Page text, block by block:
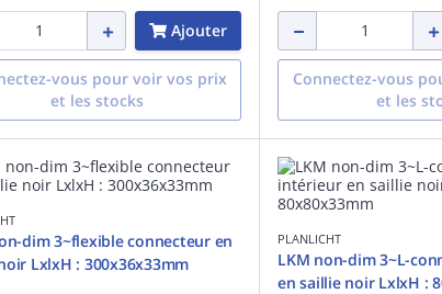
Ajouter
vous pour voir vos prix
et les stocks
Connectez-vous
et les
dim 3~flexible connecteur en
LxlxH : 300x36x33mm
PLANLICHT
LKM non-dim 3~L-
en saillie noir LxlxH :